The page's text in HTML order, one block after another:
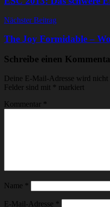
Nächster Beitrag
The Joy Formidable –
Schreibe einen
Deine E-Mail-Adresse wird
Felder sind mit * markiert
Kommentar *
Name *
E-Mail-Adresse *